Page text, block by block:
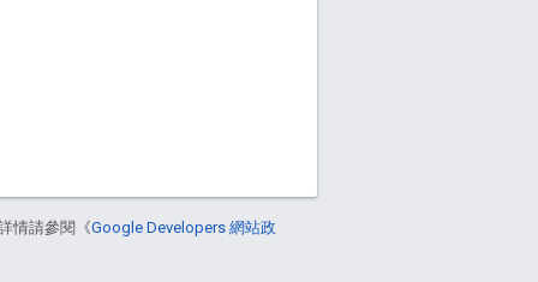
情請參閱《Google Developers 網站政